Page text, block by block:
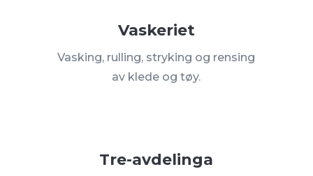
Vaskeriet
Vasking, rulling, stryking og rensing
av klede og tøy.
Tre-avdelinga